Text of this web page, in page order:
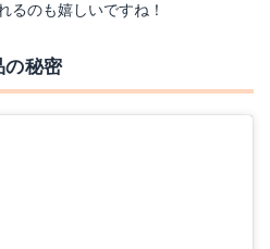
るのも嬉しいですね！
の秘密